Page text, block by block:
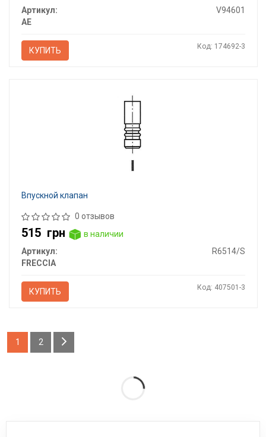
Артикул:
V94601
AE
КУПИТЬ Код: 174692-3
Впускной клапан
0 отзывов
515 грн
в наличии
Артикул:
R6514/S
FRECCIA
КУПИТЬ Код: 407501-3
1 2